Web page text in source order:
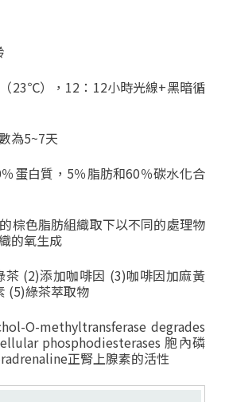
23℃），12：12小時光線+黑暗循
為5~7天
蛋白質，5％脂肪和60％碳水化合
棕色脂肪組織取下以不同的處理物
的氧生成
茶 (2)添加咖啡因 (3)咖啡因加麻黃
(5)綠茶萃取物
O-methyltransferase degrades
phosphodiesterases 胞內磷
正腎上腺素的活性